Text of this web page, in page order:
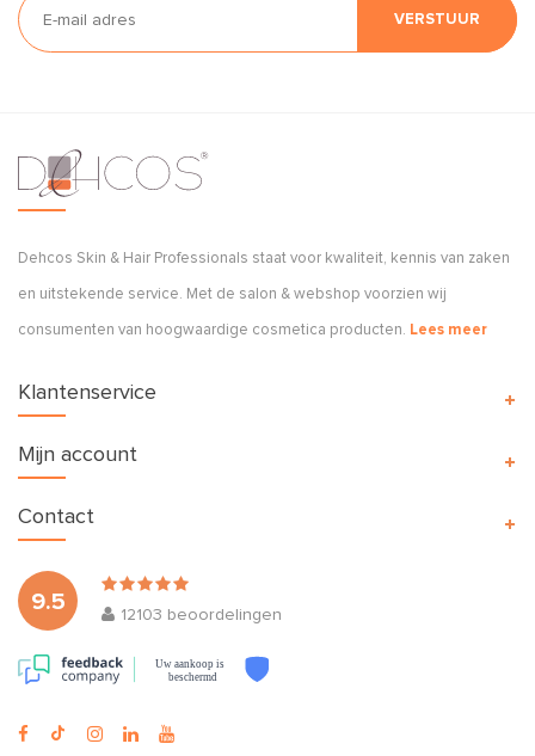
VERSTUUR
Dehcos Skin & Hair Professionals staat voor kwaliteit, kennis van zaken
en uitstekende service. Met de salon & webshop voorzien wij
consumenten van hoogwaardige cosmetica producten. Lees meer
Klantenservice
Mijn account
9.5
12103 beoordelingen
Uw aankoop is
beschermd
Contact